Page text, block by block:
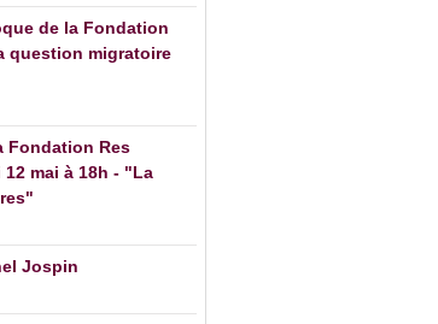
de la Fondation
question migratoire
Fondation Res
mai à 18h - "La
Jospin